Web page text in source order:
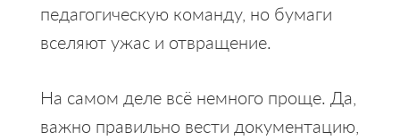
педагогическую команду, но бумаги
вселяют ужас и отвращение.
На самом деле всё немного проще. Да,
важно правильно вести документацию,